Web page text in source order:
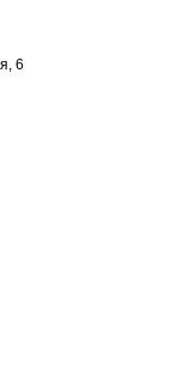
6